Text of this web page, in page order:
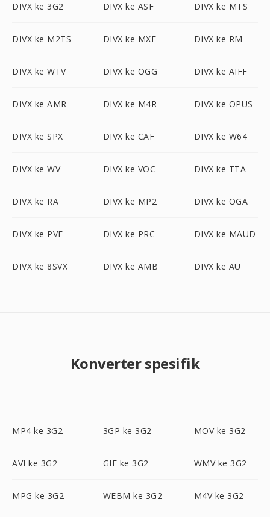
DIVX ke 3G2 DIVX ke ASF DIVX ke MTS
DIVX ke M2TS DIVX ke MXF DIVX ke RM
DIVX ke WTV DIVX ke OGG DIVX ke AIFF
DIVX ke AMR DIVX ke M4R DIVX ke OPUS
DIVX ke SPX DIVX ke CAF DIVX ke W64
DIVX ke WV DIVX ke VOC DIVX ke TTA
DIVX ke RA DIVX ke MP2 DIVX ke OGA
DIVX ke PVF DIVX ke PRC DIVX ke MAUD
DIVX ke 8SVX DIVX ke AMB DIVX ke AU
Konverter spesifik
MP4 ke 3G2 3GP ke 3G2 MOV ke 3G2
AVI ke 3G2 GIF ke 3G2 WMV ke 3G2
MPG ke 3G2 WEBM ke 3G2 M4V ke 3G2